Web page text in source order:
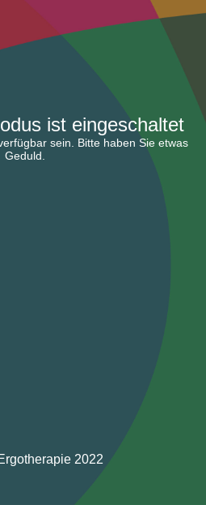
ist eingeschaltet
sein. Bitte haben Sie etwas
Geduld.
2022